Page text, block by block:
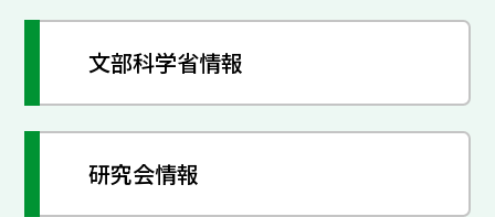
文部科学省情報
研究会情報